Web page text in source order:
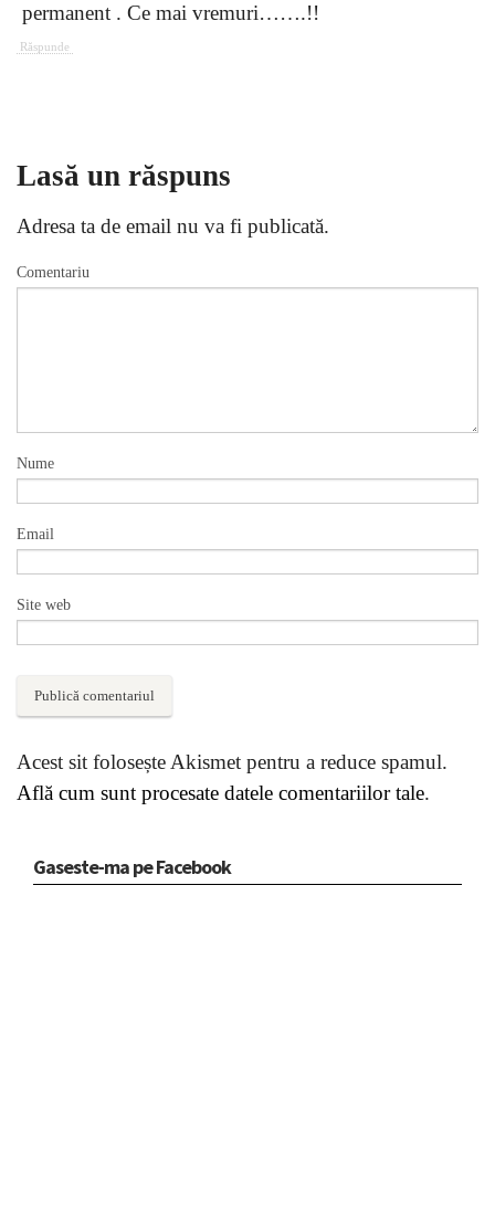
permanent . Ce mai vremuri…….!!
Răspunde
Lasă un răspuns
Adresa ta de email nu va fi publicată.
Comentariu
Nume
Email
Site web
Acest sit folosește Akismet pentru a reduce spamul.
Află cum sunt procesate datele comentariilor tale.
Gaseste-ma pe Facebook